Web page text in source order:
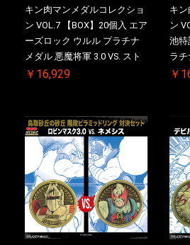
キン肉マンメダルコレクショ
ン VOL.7 【BOX】20個入 エア
ーズロック ウルル プラチナ
メダル 悪魔将軍 3.0 VS. スト
ロング・ザ・武道【初回購入
2026/10/30 一斉出荷予定
￥16,929
キ
ン
池特
ラ
ド
メ
￥